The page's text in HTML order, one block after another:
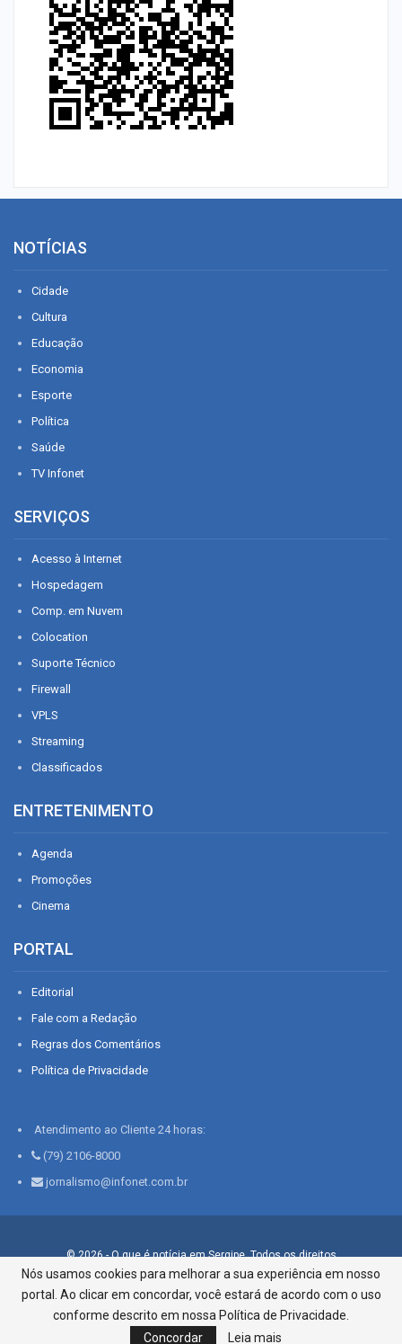
NOTÍCIAS
Cidade
Cultura
Educação
Economia
Esporte
Política
Saúde
TV Infonet
SERVIÇOS
Acesso à Internet
Hospedagem
Comp. em Nuvem
Colocation
Suporte Técnico
Firewall
VPLS
Streaming
Classificados
ENTRETENIMENTO
Agenda
Promoções
Cinema
PORTAL
Editorial
Fale com a Redação
Regras dos Comentários
Política de Privacidade
Atendimento ao Cliente 24 horas:
(79) 2106-8000
jornalismo@infonet.com.br
© 2026 - O que é notícia em Sergipe. Todos os direitos
reservados.
Infonet - Rua Monsenhor Silveira 276, Bairro São José |
Aracaju-SE, CEP 49015-030, Fone: 79.2106.8000 - CI Centro de
Informações LTDA
Nós usamos cookies para melhorar a sua experiência em nosso
portal. Ao clicar em concordar, você estará de acordo com o uso
conforme descrito em nossa Política de Privacidade.
Concordar
Leia mais